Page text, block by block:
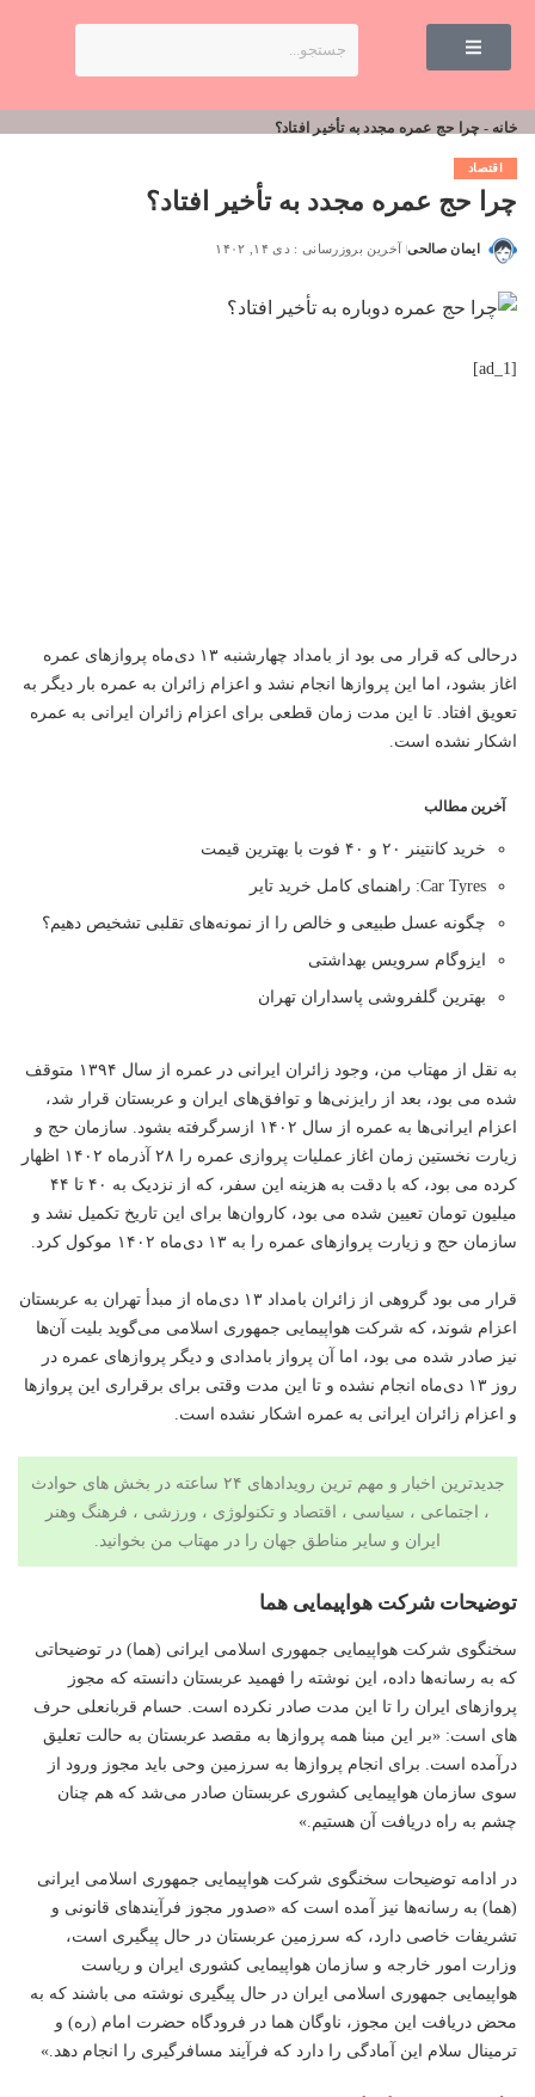
خانه - چرا حج عمره مجدد به تأخیر افتاد؟
اقتصاد
چرا حج عمره مجدد به تأخیر افتاد؟
ایمان صالحی آخرین بروزرسانی : دی ۱۴, ۱۴۰۲
[ad_1]
درحالی که قرار می بود از بامداد چهارشنبه ۱۳ دی‌ماه پروازهای عمره
اغاز بشود، اما این پروازها انجام نشد و اعزام زائران به عمره بار دیگر به
تعویق افتاد. تا این مدت زمان قطعی برای اعزام زائران ایرانی به عمره
اشکار نشده است.
آخرین مطالب
خرید کانتینر ۲۰ و ۴۰ فوت با بهترین قیمت
Car Tyres: راهنمای کامل خرید تایر
چگونه عسل طبیعی و خالص را از نمونه‌های تقلبی تشخیص دهیم؟
ایزوگام سرویس بهداشتی
بهترین گلفروشی پاسداران تهران
به نقل از مهتاب من
، وجود زائران ایرانی در عمره از سال ۱۳۹۴ متوقف
شده می بود، بعد از رایزنی‌ها و توافق‌های ایران و عربستان قرار شد،
اعزام ایرانی‌ها به عمره از سال ۱۴۰۲ ازسرگرفته بشود. سازمان حج و
زیارت نخستین زمان اغاز عملیات پروازی عمره را ۲۸ آذرماه ۱۴۰۲ اظهار
کرده می بود، که با دقت به هزینه این سفر، که از نزدیک به ۴۰ تا ۴۴
میلیون تومان تعیین شده می بود، کاروان‌ها برای این تاریخ تکمیل نشد و
سازمان حج و زیارت پروازهای عمره را به ۱۳ دی‌ماه ۱۴۰۲ موکول کرد.
قرار می بود گروهی از زائران بامداد ۱۳ دی‌ماه از مبدأ تهران به عربستان
اعزام شوند، که شرکت هواپیمایی جمهوری اسلامی می‌گوید بلیت آن‌ها
نیز صادر شده می بود، اما آن پرواز بامدادی و دیگر پروازهای عمره در
روز ۱۳ دی‌ماه انجام نشده و تا این مدت وقتی برای برقراری این پروازها
و اعزام زائران ایرانی به عمره اشکار نشده است.
جدیدترین اخبار و مهم ترین رویدادهای ۲۴ ساعته در بخش های حوادث
، اجتماعی ، سیاسی ، اقتصاد و تکنولوژی ، ورزشی ، فرهنگ وهنر
ایران و سایر مناطق جهان را در مهتاب من بخوانید.
توضیحات شرکت هواپیمایی هما
سخنگوی شرکت هواپیمایی جمهوری اسلامی ایرانی (هما) در توضیحاتی
که به رسانه‌ها داده، این نوشته را فهمید عربستان دانسته که مجوز
پروازهای ایران را تا این مدت صادر نکرده است. ‌حسام قربانعلی حرف
های است: «بر این مبنا همه پروازها به مقصد عربستان به حالت تعلیق
درآمده است. برای انجام پروازها به سرزمین وحی باید مجوز ورود از
سوی سازمان هواپیمایی کشوری عربستان صادر می‌شد که هم چنان
چشم به راه دریافت آن هستیم.»
در ادامه توضیحات سخنگوی شرکت هواپیمایی جمهوری اسلامی ایرانی
(هما) به رسانه‌ها نیز آمده است که «صدور مجوز فرآیندهای قانونی و
تشریفات خاصی دارد، که سرزمین عربستان در حال پیگیری است،
وزارت امور خارجه و سازمان هواپیمایی کشوری ایران و ریاست
هواپیمایی جمهوری اسلامی ایران در حال پیگیری نوشته می باشند که به
محض دریافت این مجوز، ناوگان هما در فرودگاه حضرت امام (ره) و
ترمینال سلام این آمادگی را دارد که فرآیند مسافرگیری را انجام دهد.»